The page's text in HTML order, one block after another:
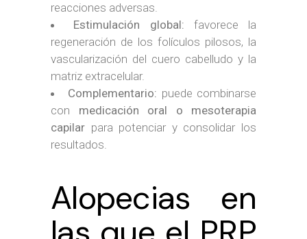
reacciones adversas.
Estimulación global: favorece la
regeneración de los folículos pilosos, la
vascularización del cuero cabelludo y la
matriz extracelular.
Complementario: puede combinarse
con medicación oral o mesoterapia
capilar para potenciar y consolidar los
resultados.
Alopecias en